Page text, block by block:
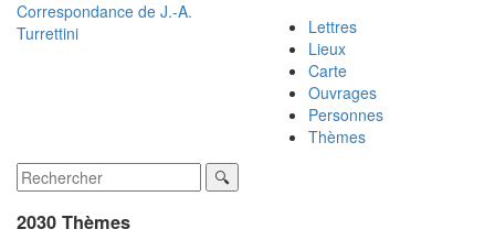
Correspondance de J.-A.
Turrettini
Lettres
Lieux
Carte
Ouvrages
Personnes
Thèmes
2030 Thèmes